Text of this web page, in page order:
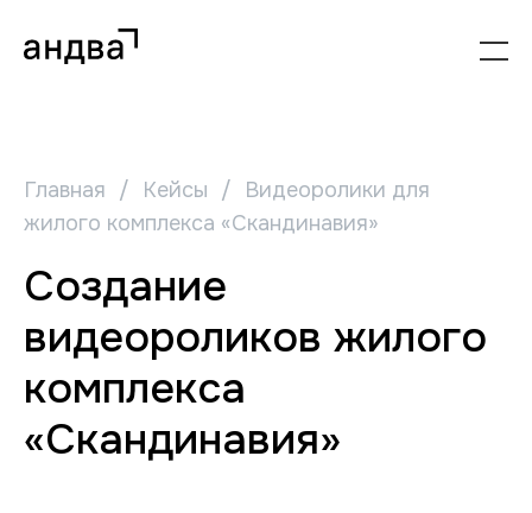
Главная / Кейсы /
Видеоролики для
жилого комплекса «Скандинавия»
Создание
видеороликов жилого
комплекса
«Скандинавия»